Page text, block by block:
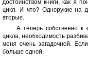
достоинством книги, как я
цикл. И что? Однорукие на
вторые.
А теперь собственно к
цикла, необходимость
меня очень загадочной.
больше одной.